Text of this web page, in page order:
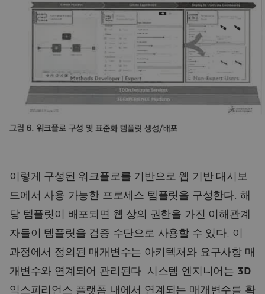
이렇게 구성된 워크플로를 기반으로 웹 기반 대시보
드에서 사용 가능한 프로세스 템플릿을 구성한다. 해
당 템플릿이 배포되면 웹 상의 권한을 가진 이해관계
자들이 템플릿을 검증 수단으로 사용할 수 있다. 이
과정에서 정의된 매개변수는 아키텍처와 요구사항 매
개변수와 연계되어 관리된다. 시스템 엔지니어는 3D
익스피리언스 플랫폼 내에서 연계되는 매개변수를 확